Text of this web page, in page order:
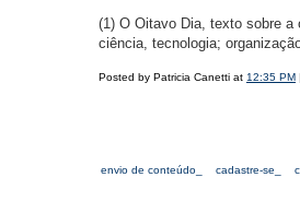
(1) O Oitavo Dia, texto sobre a
ciência, tecnologia;
Posted by Patricia Canetti at 12:35 PM
envio de conteúdo_ cadastre-se_